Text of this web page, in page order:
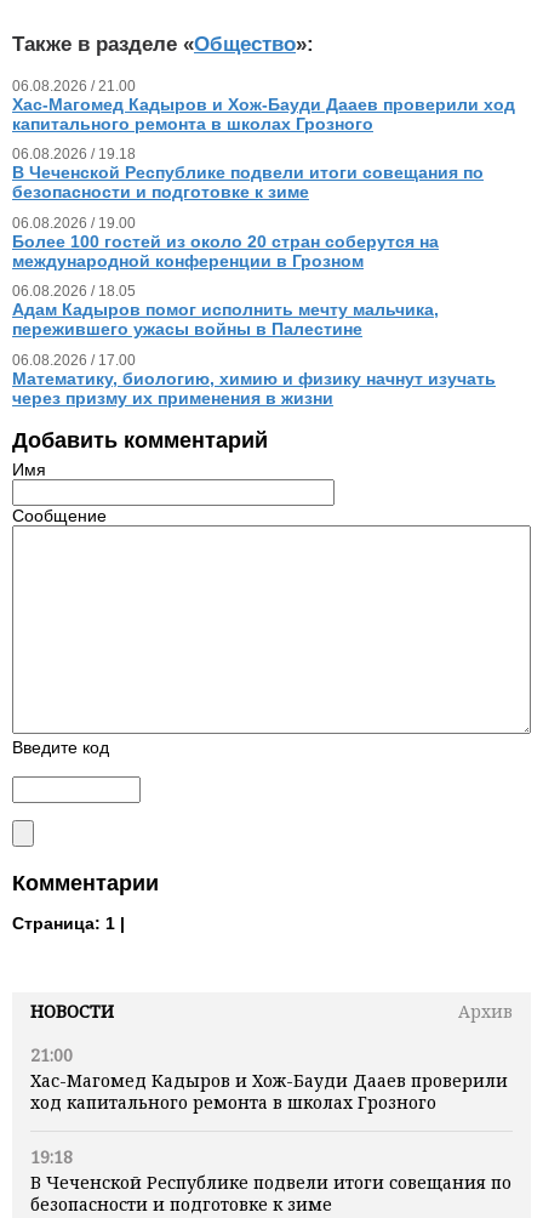
НОВОСТИ
Архив
21:00
Хас-Магомед Кадыров и Хож-Бауди Дааев проверили
ход капитального ремонта в школах Грозного
19:18
В Чеченской Республике подвели итоги совещания по
безопасности и подготовке к зиме
Также в разделе «Общество»:
06.08.2026 / 21.00
Хас-Магомед Кадыров и Хож-Бауди Дааев проверили ход
капитального ремонта в школах Грозного
06.08.2026 / 19.18
В Чеченской Республике подвели итоги совещания по
безопасности и подготовке к зиме
06.08.2026 / 19.00
Более 100 гостей из около 20 стран соберутся на
международной конференции в Грозном
06.08.2026 / 18.05
Адам Кадыров помог исполнить мечту мальчика,
пережившего ужасы войны в Палестине
06.08.2026 / 17.00
Математику, биологию, химию и физику начнут изучать
через призму их применения в жизни
Добавить комментарий
Имя
Сообщение
Введите код
Комментарии
Страница: 1 |